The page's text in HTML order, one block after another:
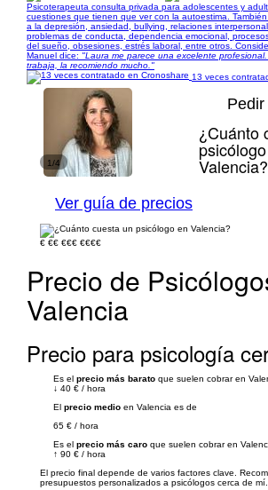
Psicoterapeuta consulta privada para adolescentes y
cuestiones que tienen que ver con la autoestima.
a la depresión, ansiedad, bullying, relaciones
problemas de conducta, dependencia emocional,
del sueño, obsesiones, estrés laboral, entre otros.
Manuel dice: "Laura me parece una excelente
trabaja, la recomiendo mucho."
13 veces
1/4
¿Cuánto
Valencia?
Ver guía de precios
€ €€ €€€ €€€€
Precio de
Valencia
Precio para psicología
Es el precio más barato que suelen cobrar en
↓ 40 € / hora
El precio medio en Valencia es de
65 € / hora
Es el precio más caro que suelen cobrar en
↑ 90 € / hora
El precio final depende de varios factores clave.
presupuestos personalizados a psicólogos cerca de mí.